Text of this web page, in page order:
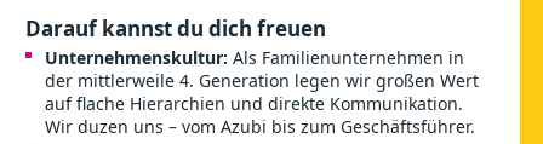
Darauf kannst du dich freuen
Unternehmenskultur: Als Familienunternehmen in
der mittlerweile 4. Generation legen wir großen Wert
auf flache Hierarchien und direkte Kommunikation.
Wir duzen uns – vom Azubi bis zum Geschäftsführer.